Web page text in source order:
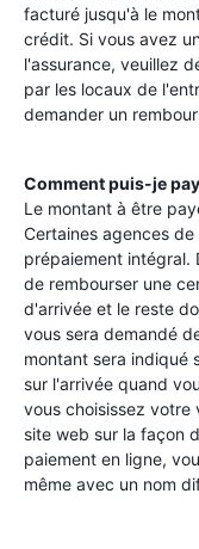
facturé jusqu'à le
crédit. Si vous avez
l'assurance, veuillez
par les locaux de
demander un
Comment puis-je
Le montant à être
Certaines agences
prépaiement intégral.
de rembourser une
d'arrivée et le reste
vous sera demandé
montant sera indiqué
sur l'arrivée quand
vous choisissez votre
site web sur la façon
paiement en ligne,
même avec un nom